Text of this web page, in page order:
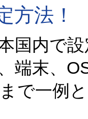
方法！
国内で
端末、
で一例